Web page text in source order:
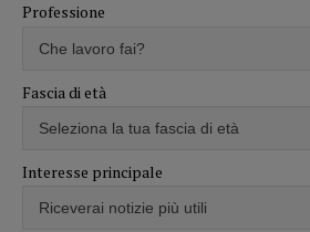
Professione
Fascia di età
Interesse principale